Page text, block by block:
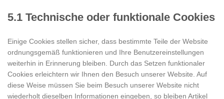
5.1 Technische oder funktionale Cookies
Einige Cookies stellen sicher, dass bestimmte Teile der Website
ordnungsgemäß funktionieren und Ihre Benutzereinstellungen
weiterhin in Erinnerung bleiben. Durch das Setzen funktionaler
Cookies erleichtern wir Ihnen den Besuch unserer Website. Auf
diese Weise müssen Sie beim Besuch unserer Website nicht
wiederholt dieselben Informationen eingeben, so bleiben Artikel